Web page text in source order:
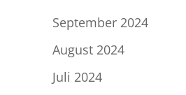
September 2024
August 2024
Juli 2024